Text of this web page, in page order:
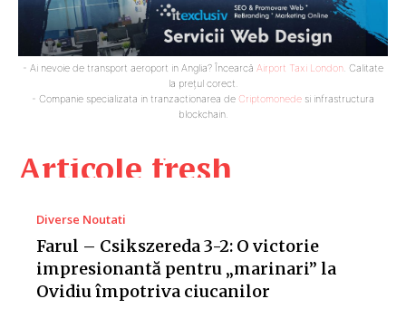
Articole fresh
Diverse Noutati
Farul – Csikszereda 3-2: O victorie
impresionantă pentru „marinari” la
Ovidiu împotriva ciucanilor
- Ai nevoie de transport aeroport in Anglia? Încearcă Airport Taxi London. Calitate
la prețul corect.
- Companie specializata in tranzactionarea de Criptomonede si infrastructura
blockchain.